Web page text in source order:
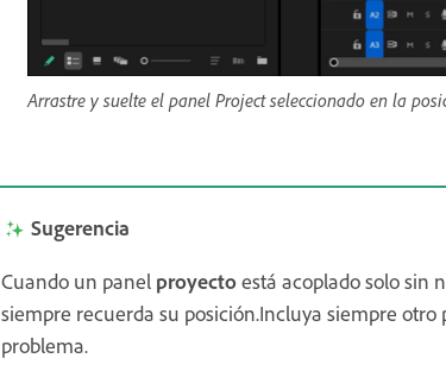
Arrastre y suelte el panel Project seleccionado en la
Sugerencia
Cuando un panel proyectoestá acoplado solo sin
siempre recuerda su posición.Incluya siempre otro
problema.